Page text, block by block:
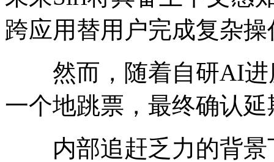
跨应用替用户完成复杂操
然而，随着自研AI进
一个地跳票，最终确认
内部追赶乏力的背景